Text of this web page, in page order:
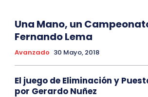
Una Mano, un
Fernando Lema
Avanzado 30 Mayo, 2018
El juego de Eliminación y
por Gerardo Nuñez